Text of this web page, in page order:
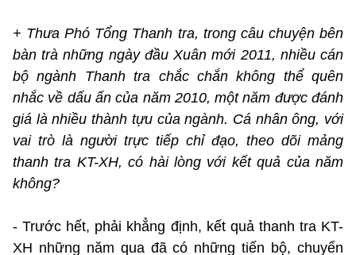
+ Thưa Phó Tổng Thanh tra, trong câu chuyện bên
bàn trà những ngày đầu Xuân mới 2011, nhiều cán
bộ ngành Thanh tra chắc chắn không thể quên
nhắc về dấu ấn của năm 2010, một năm được đánh
giá là nhiều thành tựu của ngành. Cá nhân ông, với
vai trò là người trực tiếp chỉ đạo, theo dõi mảng
thanh tra KT-XH, có hài lòng với kết quả của năm
không?
- Trước hết, phải khẳng định, kết quả thanh tra KT-
XH những năm qua đã có những tiến bộ, chuyển